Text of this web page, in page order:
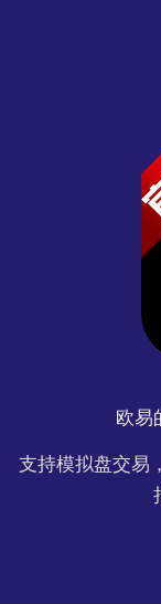
欧易
支持模拟盘交易